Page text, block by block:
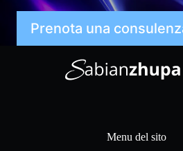
Prenota una
Menu del sito